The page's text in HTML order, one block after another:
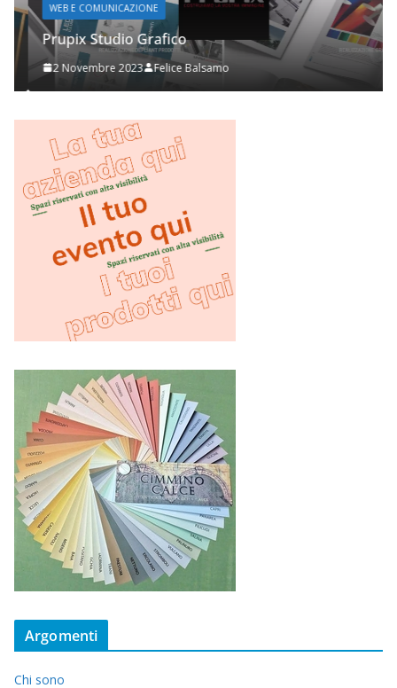
WEB E COMUNICAZIONE
Prupix Studio Grafico
2 Novembre 2023 Felice Balsamo
Argomenti
Chi sono